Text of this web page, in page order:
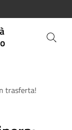
trasferta!